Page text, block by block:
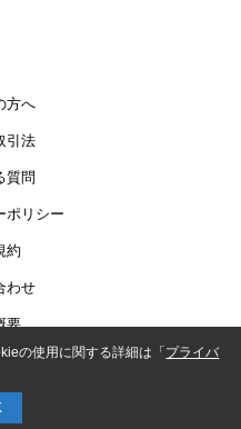
方へ
引法
質問
ポリシー
約
わせ
要
の使用に関する詳細は「プライバ